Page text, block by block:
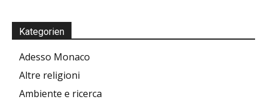
Kategorien
Adesso Monaco
Altre religioni
Ambiente e ricerca